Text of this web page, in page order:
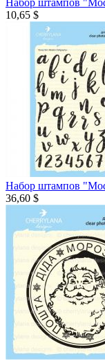
10,65 $
Набор штампов
36,60 $